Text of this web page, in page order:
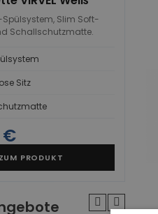
Slim Soft-
Schallschutzmatte.
Sitz
€
ZUM PRODUKT